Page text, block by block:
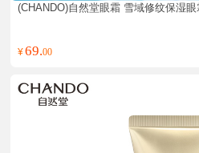
(CHANDO)自然堂眼霜 雪域修纹保湿
¥69.00